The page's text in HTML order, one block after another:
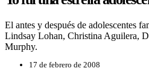
El antes y después de adolescentes
Lindsay Lohan, Christina Aguilera,
Murphy.
17 de febrero de 2008